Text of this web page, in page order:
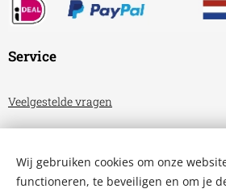
Service
Veelgestelde vragen
Privacyverklaring
Wij gebruiken cookies om onze
functioneren, te beveiligen en om je